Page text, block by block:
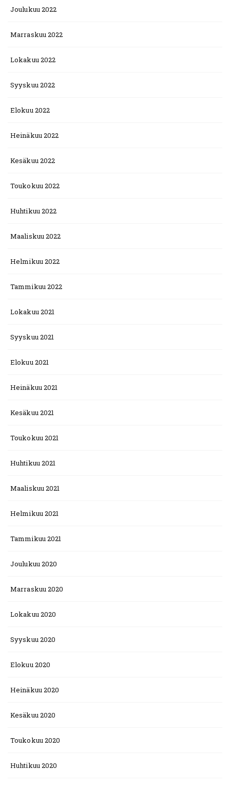
Joulukuu 2022
Marraskuu 2022
Lokakuu 2022
Syyskuu 2022
Elokuu 2022
Heinäkuu 2022
Kesäkuu 2022
Toukokuu 2022
Huhtikuu 2022
Maaliskuu 2022
Helmikuu 2022
Tammikuu 2022
Lokakuu 2021
Syyskuu 2021
Elokuu 2021
Heinäkuu 2021
Kesäkuu 2021
Toukokuu 2021
Huhtikuu 2021
Maaliskuu 2021
Helmikuu 2021
Tammikuu 2021
Joulukuu 2020
Marraskuu 2020
Lokakuu 2020
Syyskuu 2020
Elokuu 2020
Heinäkuu 2020
Kesäkuu 2020
Toukokuu 2020
Huhtikuu 2020